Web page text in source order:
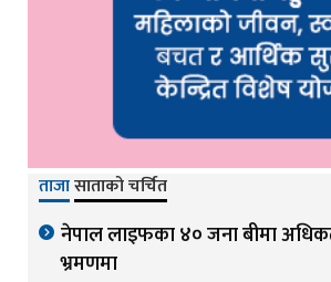
ताजासाताको चर्चित
नेपाल लाइफका ४० जना बीमा
भ्रमणमा